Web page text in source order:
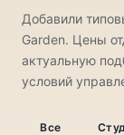
Добавили
Garden. Цены
актуальную
условий
Все